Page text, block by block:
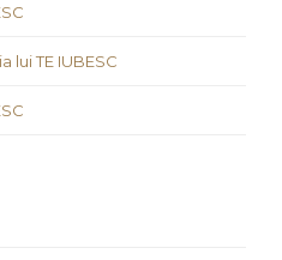
lui TE IUBESC